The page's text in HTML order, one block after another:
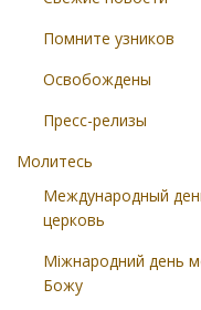
Помните узников
Освобождены
Пресс-релизы
Молитесь
Международный
церковь
Міжнародний день
Божу